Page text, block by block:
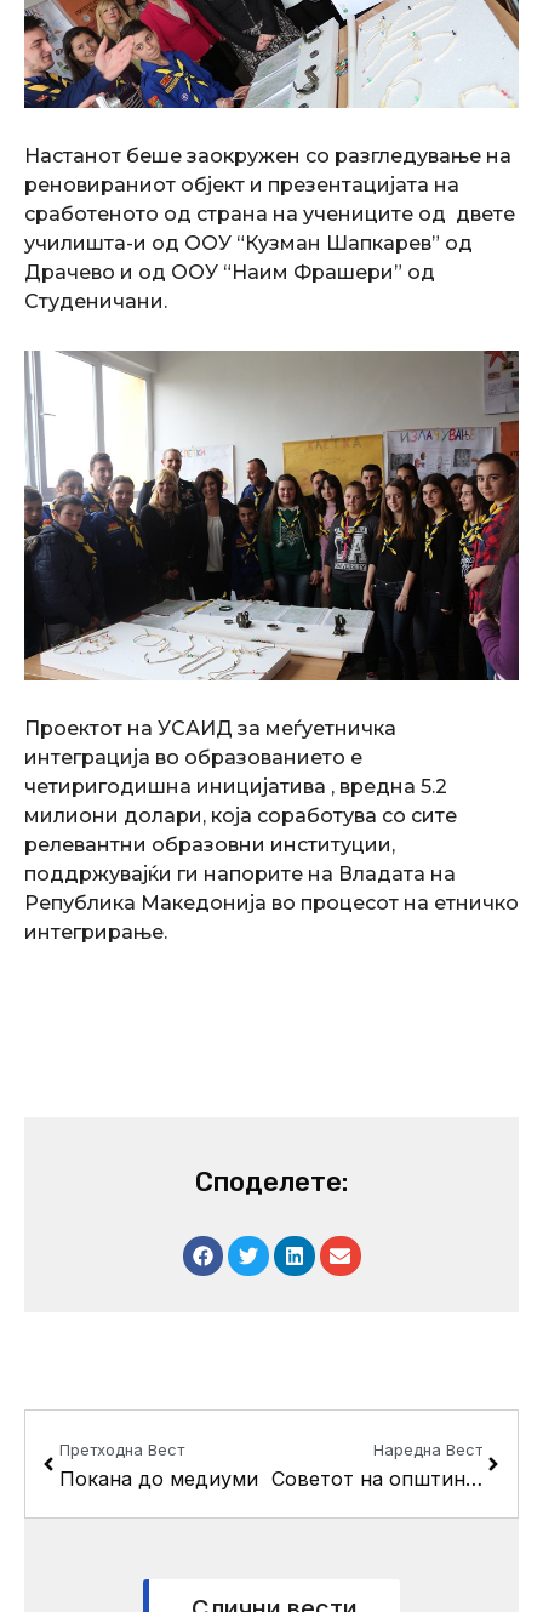
Настанот беше заокружен со разгледување на
реновираниот објект и презентацијата на
сработеното од страна на учениците од двете
училишта-и од ООУ “Кузман Шапкарев” од
Драчево и од ООУ “Наим Фрашери” од
Студеничани.
Проектот на УСАИД за меѓуетничка
интеграција во образованието е
четиригодишна иницијатива , вредна 5.2
милиони долари, која соработува со сите
релевантни образовни институции,
поддржувајќи ги напорите на Владата на
Република Македонија во процесот на етничко
интегрирање.
Споделете:
Претходна Вест
Покана до медиуми
Наредна Вест
Советот на општина Кисела Вода ќе ја одржи 26-та пленарна седница